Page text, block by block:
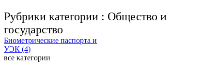
Рубрики категории : Общество и
государство
Биометрические паспорта и
УЭК (4)
все категории